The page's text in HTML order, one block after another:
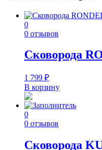
0
0 отзывов
Сковорода
1 799 ₽
В корзину
0
0 отзывов
Сковорода